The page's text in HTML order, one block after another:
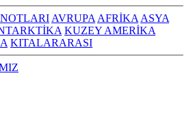
AVRUPA AFRİKA ASYA
KUZEY AMERİKA
KITALARARASI